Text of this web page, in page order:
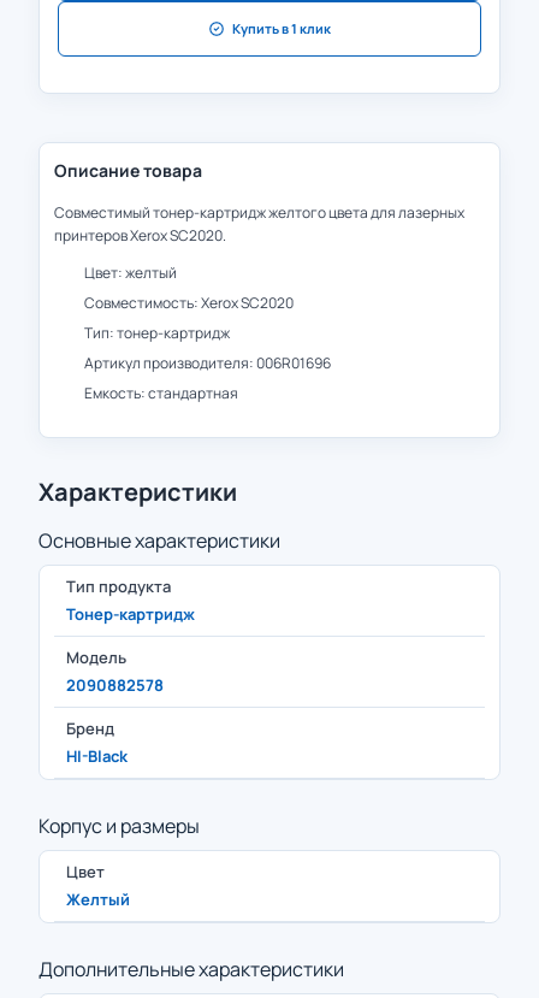
Купить в 1 клик
Описание товара
Совместимый тонер-картридж желтого цвета для лазерных
принтеров Xerox SC2020.
Цвет: желтый
Совместимость: Xerox SC2020
Тип: тонер-картридж
Артикул производителя: 006R01696
Емкость: стандартная
Характеристики
Основные характеристики
Тип продукта
Тонер-картридж
Модель
2090882578
Бренд
HI-Black
Корпус и размеры
Цвет
Желтый
Дополнительные характеристики